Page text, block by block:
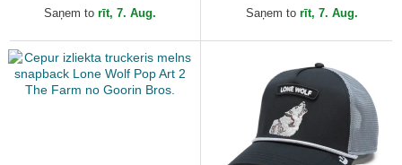
Farm no Goorin Bros.
Saņem to rīt, 7. Aug. Saņem to rīt, 7. Aug.